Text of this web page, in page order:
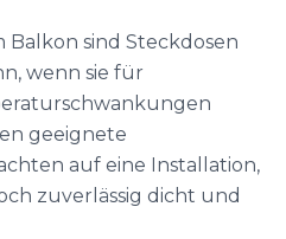
sind Steckdosen
wenn sie für
geeignete
auf eine Installation,
zuverlässig dicht und